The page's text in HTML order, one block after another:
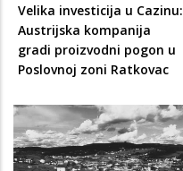
Velika investicija u Cazinu:
Austrijska kompanija
gradi proizvodni pogon u
Poslovnoj zoni Ratkovac